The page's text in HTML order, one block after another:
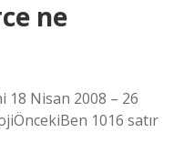
ne
18 Nisan 2008 – 26
1016 satır